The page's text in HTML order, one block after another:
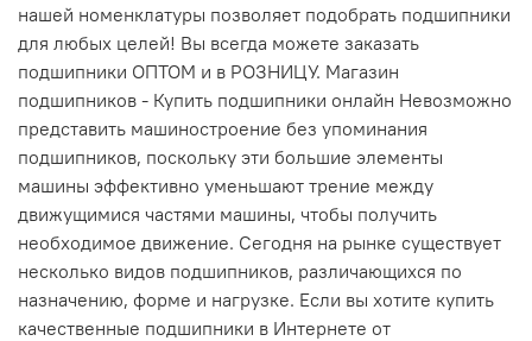
нашей номенклатуры позволяет подобрать подшипники
для любых целей! Вы всегда можете заказать
подшипники ОПТОМ и в РОЗНИЦУ. Магазин
подшипников - Купить подшипники онлайн Невозможно
представить машиностроение без упоминания
подшипников, поскольку эти большие элементы
машины эффективно уменьшают трение между
движущимися частями машины, чтобы получить
необходимое движение. Сегодня на рынке существует
несколько видов подшипников, различающихся по
назначению, форме и нагрузке. Если вы хотите купить
качественные подшипники в Интернете от